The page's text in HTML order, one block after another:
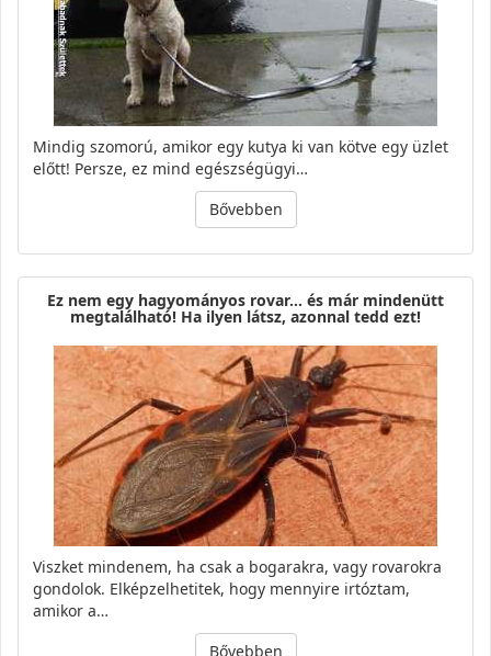
Mindig szomorú, amikor egy kutya ki van kötve egy üzlet
előtt! Persze, ez mind egészségügyi…
Bővebben
Ez nem egy hagyományos rovar… és már mindenütt
megtalálható! Ha ilyen látsz, azonnal tedd ezt!
Viszket mindenem, ha csak a bogarakra, vagy rovarokra
gondolok. Elképzelhetitek, hogy mennyire irtóztam,
amikor a…
Bővebben